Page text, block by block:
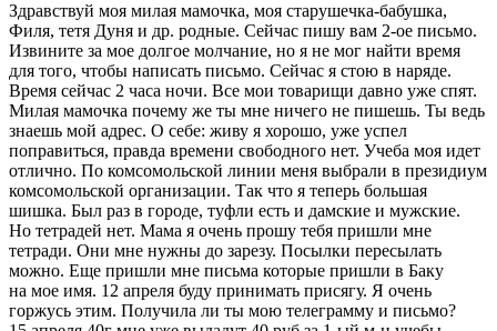
Здравствуй моя милая мамочка, моя старушечка-бабушка,
Филя, тетя Дуня и др. родные. Сейчас пишу вам 2-ое письмо.
Извините за мое долгое молчание, но я не мог найти время
для того, чтобы написать письмо. Сейчас я стою в наряде.
Время сейчас 2 часа ночи. Все мои товарищи давно уже спят.
Милая мамочка почему же ты мне ничего не пишешь. Ты ведь
знаешь мой адрес. О себе: живу я хорошо, уже успел
поправиться, правда времени свободного нет. Учеба моя идет
отлично. По комсомольской линии меня выбрали в президиум
комсомольской организации. Так что я теперь большая
шишка. Был раз в городе, туфли есть и дамские и мужские.
Но тетрадей нет. Мама я очень прошу тебя пришли мне
тетради. Они мне нужны до зарезу. Посылки пересылать
можно. Еще пришли мне письма которые пришли в Баку
на мое имя. 12 апреля буду принимать присягу. Я очень
горжусь этим. Получила ли ты мою телеграмму и письмо?